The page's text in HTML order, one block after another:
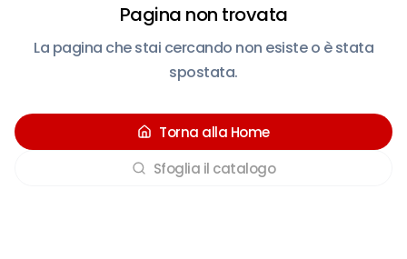
Pagina non trovata
La pagina che stai cercando non esiste o è stata
spostata.
Torna alla Home
Sfoglia il catalogo